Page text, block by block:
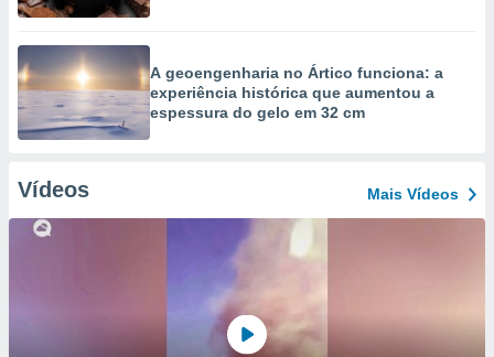
A geoengenharia no Ártico funciona: a
experiência histórica que aumentou a
espessura do gelo em 32 cm
Vídeos Mais Vídeos